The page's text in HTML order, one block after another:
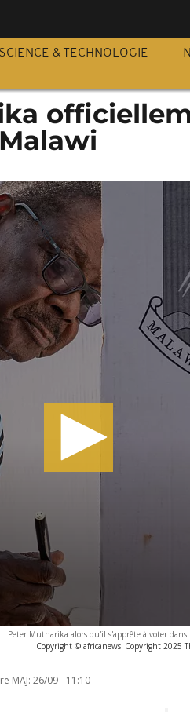
SCIENCE & TECHNOLOGIE
Peter Mutharika alors qu'il s'apprête à voter
Copyright © africanews Copyright 2025
MAJ: 26/09 - 11:10